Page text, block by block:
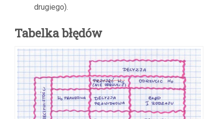
drugiego).
Tabelka błędów